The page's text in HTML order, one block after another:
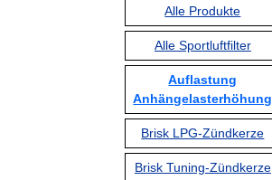
Alle Produkte
Alle Sportluftfilter
Auflastung
Anhängelasterhöhung
Brisk LPG-Zündkerze
Brisk Tuning-Zündkerze